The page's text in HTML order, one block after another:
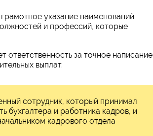
указание наименований
и профессий, которые
ответственность за точное написание
выплат.
сотрудник, который принимал
бухгалтера и работника кадров, и
кадрового отдела